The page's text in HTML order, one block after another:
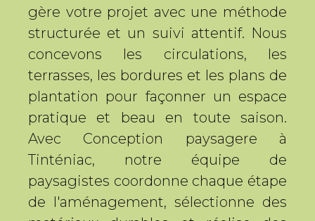
gère votre projet avec une méthode
structurée et un suivi attentif. Nous
concevons les circulations, les
terrasses, les bordures et les plans de
plantation pour façonner un espace
pratique et beau en toute saison.
Avec Conception paysagere à
Tinténiac, notre équipe de
paysagistes coordonne chaque étape
de l'aménagement, sélectionne des